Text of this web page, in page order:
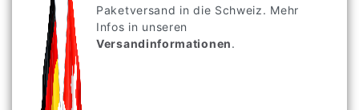
Paketversand in die Schweiz. Mehr
Infos in unseren
Versandinformationen.